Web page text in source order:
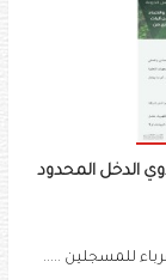
الدخل المحدود
للمسجلين .....